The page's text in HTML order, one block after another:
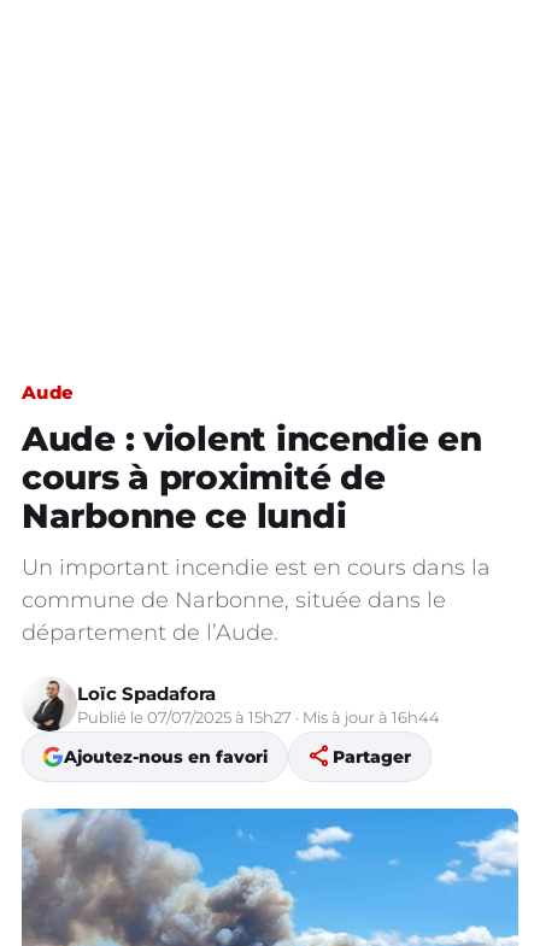
Aude
Aude : violent incendie en
cours à proximité de
Narbonne ce lundi
Un important incendie est en cours dans la
commune de Narbonne, située dans le
département de l’Aude.
Loïc Spadafora
Publié le 07/07/2025 à 15h27 · Mis à jour à 16h44
Ajoutez-nous en favori share Partager